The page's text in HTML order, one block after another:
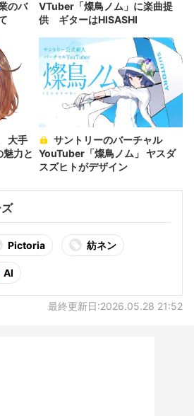
のバ
VTuber「燦鳥ノム」に楽曲提
供 ギターはHISASHI
大手
力と YouTuber「燦鳥ノム」 ヤスダ
スズヒトがデザイン
Pictoria 紡ネン
AI
最終更新日:2026.05.28 21:52